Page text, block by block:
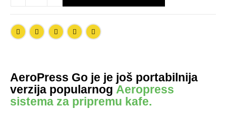
AeroPress Go je je još portabilnija
verzija popularnog Aeropress
sistema za pripremu kafe.